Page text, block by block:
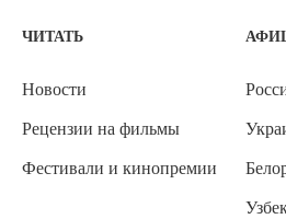
ЧИТАТЬ
Новости
Рецензии на фильмы
Фестивали и кинопремии